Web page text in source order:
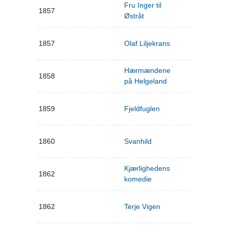
1857
Fru Inger til
Østråt
1857 Olaf Liljekrans
1858
Hærmændene
på Helgeland
1859 Fjeldfuglen
1860 Svanhild
1862
Kjærlighedens
komedie
1862 Terje Vigen